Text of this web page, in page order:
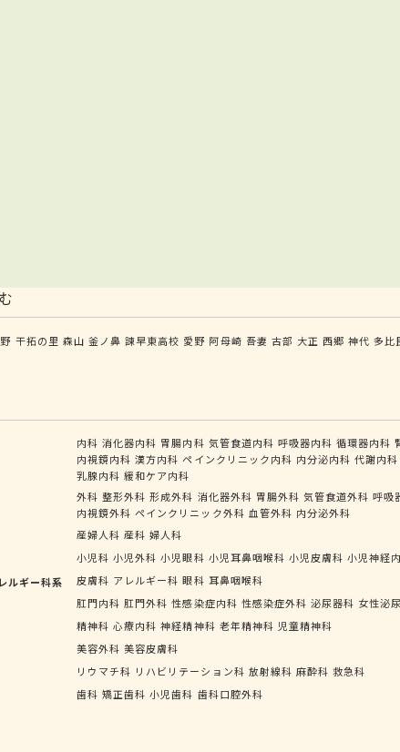
干拓の里 森山 釜ノ鼻 諫早東高校 愛野 阿母崎 吾妻 古部 大正 西郷 神代 多比
内科 消化器内科 胃腸内科 気管食道内科 呼吸器内科 循環器内科
内視鏡内科 漢方内科 ペインクリニック内科 内分泌内科 代謝内科
乳腺内科 緩和ケア内科
外科 整形外科 形成外科 消化器外科 胃腸外科 気管食道外科 呼吸
内視鏡外科 ペインクリニック外科 血管外科 内分泌外科
産婦人科 産科 婦人科
小児科 小児外科 小児眼科 小児耳鼻咽喉科 小児皮膚科 小児神経
ルギー科系
皮膚科 アレルギー科 眼科 耳鼻咽喉科
肛門内科 肛門外科 性感染症内科 性感染症外科 泌尿器科 女性泌
精神科 心療内科 神経精神科 老年精神科 児童精神科
美容外科 美容皮膚科
リウマチ科 リハビリテーション科 放射線科 麻酔科 救急科
歯科 矯正歯科 小児歯科 歯科口腔外科